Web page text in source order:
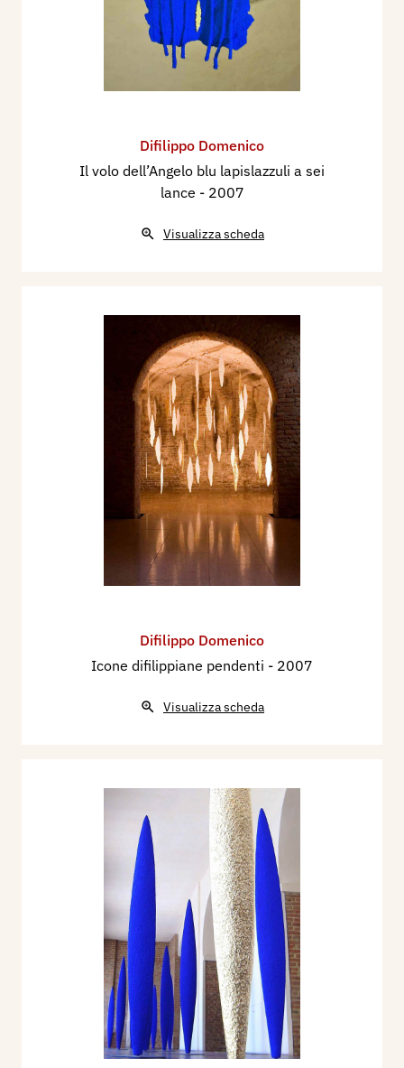
Difilippo Domenico
Il volo dell’Angelo blu lapislazzuli a sei
lance - 2007
Visualizza scheda
Difilippo Domenico
Icone difilippiane pendenti - 2007
Visualizza scheda